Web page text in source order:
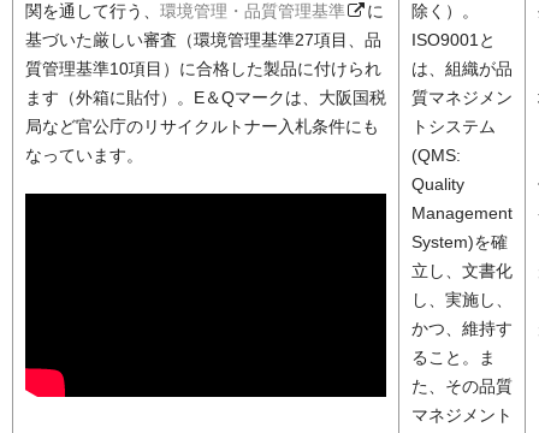
関を通して行う、 環境管理・品質管理基準
に
基づいた厳しい審査（環境管理基準27項目、品
質管理基準10項目）に合格した製品に付けられ
ます（外箱に貼付）。E＆Qマークは、大阪国税
局など官公庁のリサイクルトナー入札条件にも
なっています。
除く）。
ISO9001と
は、組織が品
質マネジメン
トシステム
(QMS:
Quality
Management
System)を確
立し、文書化
し、実施し、
かつ、維持す
ること。ま
た、その品質
マネジメント